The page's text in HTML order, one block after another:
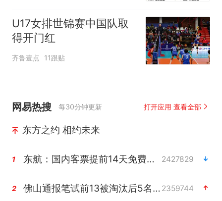
时
U17女排世锦赛中国队取
得开门红
齐鲁壹点 11跟贴
网易热搜 每30分钟更新 打开应用 查看全部
东方之约 相约未来
1 东航：国内客票提前14天免费退改 2427829
2 佛山通报笔试前13被淘汰后5名进体检 2359744